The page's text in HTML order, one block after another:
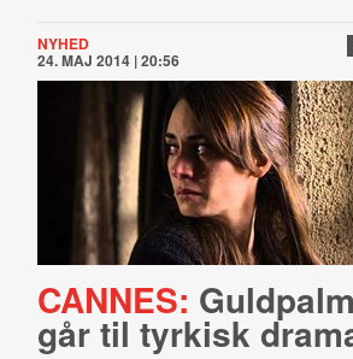
NYHED
24. MAJ 2014 | 20:56
CANNES:
går til tyrkisk